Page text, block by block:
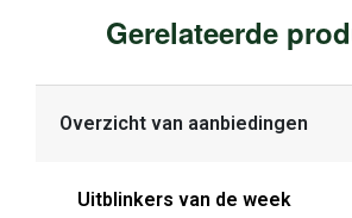
Gerelateerde
Overzicht van aanbiedingen
Uitblinkers van de week